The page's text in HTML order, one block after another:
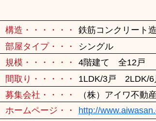
構造・・・・・・
鉄筋コンクリート造
シングル
部屋タイプ・・・
規模・・・・・・
4階建て 全12戸
間取り・・・・・
1LDK/3戸 2LDK/
募集会社・・・・
（株）アイワ不動産
ホームページ・・
http://